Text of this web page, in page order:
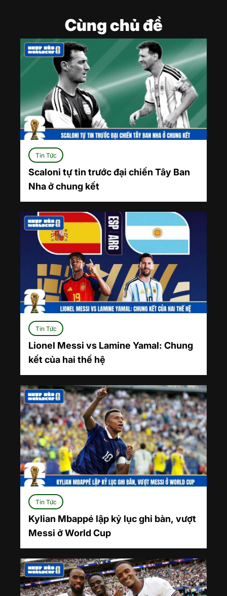
Cùng chủ đề
Tin Tức
Scaloni tự tin trước đại chiến Tây Ban
Nha ở chung kết
Tin Tức
Lionel Messi vs Lamine Yamal: Chung
kết của hai thế hệ
Tin Tức
Kylian Mbappé lập kỷ lục ghi bàn, vượt
Messi ở World Cup